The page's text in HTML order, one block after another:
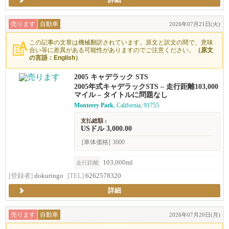
売ります 自動車 2026年07月21日(火)
この記事の文章は機械翻訳されています。原文と訳文の間で、意味
合い等に差異がある可能性がありますのでご注意ください。
（原文
の言語：English）
2005 キャデラック STS
2005年式キャデラックSTS – 走行距離103,000
マイル – タイトルに問題なし
Monterey Park, California, 91755
支払総額 :
USドル 3,000.00
[車体価格] 3000
走行距離
103,000ml
[登録者] dokuringo [TEL] 6262578320
詳細
売ります 自動車 2026年07月20日(月)